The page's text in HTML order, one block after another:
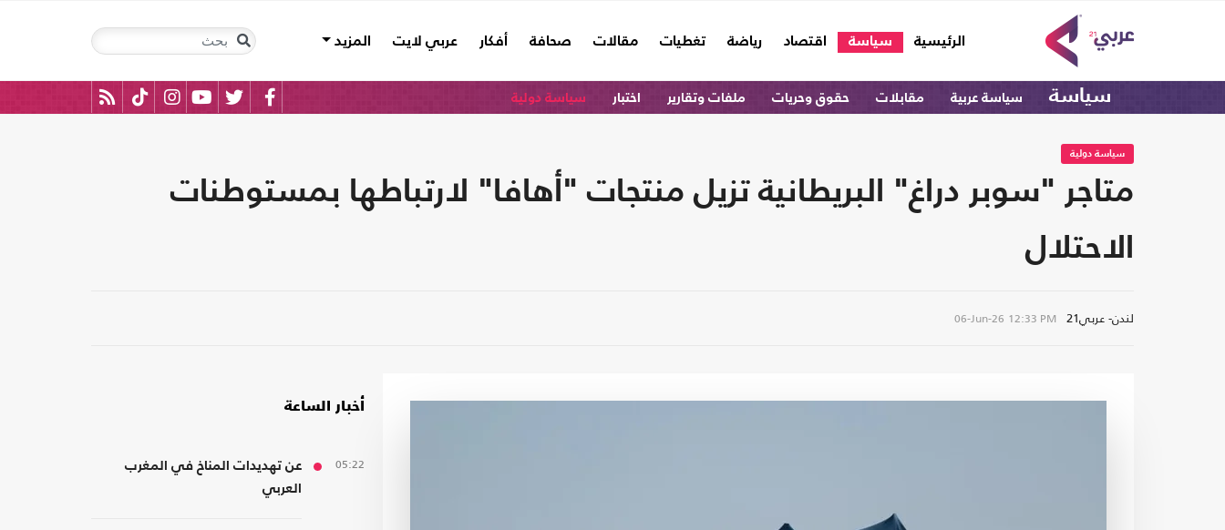
الرئيسية
(current) سياسة اقتصاد رياضة تغطيات مقالات صحافة أفكار عربي لايت المزيد
سياسة سياسة عربية مقابلات حقوق وحريات ملفات وتقارير اختبار سياسة دولية
سياسة دولية
متاجر "سوبر دراغ" البريطانية تزيل منتجات "أهافا" لارتباطها بمستوطنات
الاحتلال
لندن- عربي21 06-Jun-26 12:33 PM
أخبار الساعة
05:22
عن تهديدات المناخ في المغرب
العربي